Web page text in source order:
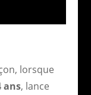
lorsque
ans, lance